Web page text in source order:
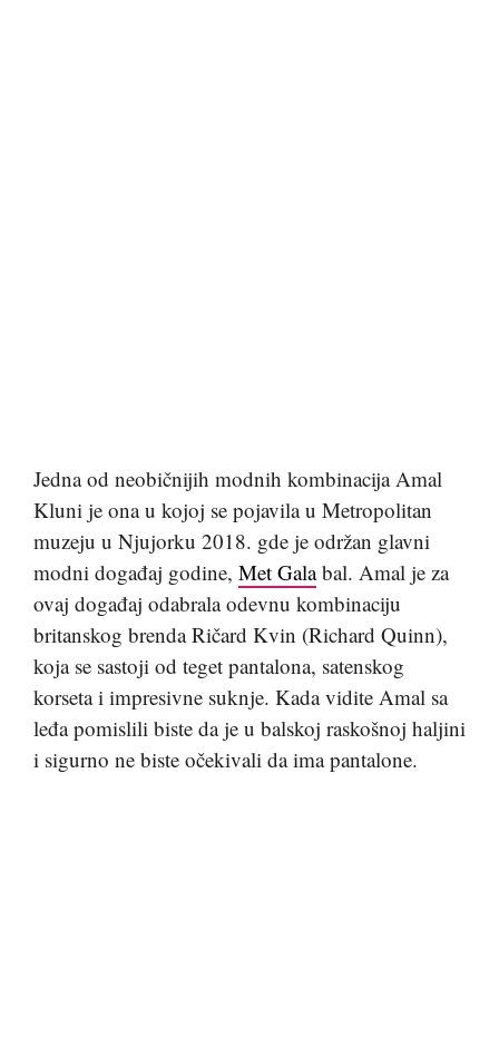
Jedna od neobičnijih modnih kombinacija Amal
Kluni je ona u kojoj se pojavila u Metropolitan
muzeju u Njujorku 2018. gde je održan glavni
modni događaj godine, Met Galabal. Amal je za
ovaj događaj odabrala odevnu kombinaciju
britanskog brenda Ričard Kvin (Richard Quinn),
koja se sastoji od teget pantalona, satenskog
korseta i impresivne suknje. Kada vidite Amal sa
leđa pomislili biste da je u balskoj raskošnoj haljini
i sigurno ne biste očekivali da ima pantalone.